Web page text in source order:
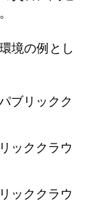
境の例とし
ブリックク
ッククラウ
ッククラウ